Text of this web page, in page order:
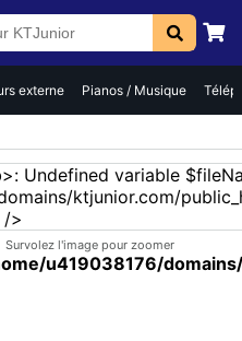
externe Pianos / Musique
u419038176/
Survolez l'image pour zoomer